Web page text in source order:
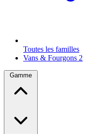
Toutes les familles
Vans & Fourgons 2
Gamme